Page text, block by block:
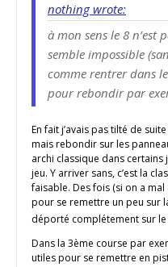
nothing wrote:
à mon sens le 8
semble impossible
comme rentrer dans
pour rebondir par
En fait j’avais pas tilté de
mais rebondir sur les
archi classique dans
jeu. Y arriver sans, c’est la
faisable. Des fois (si on a
pour se remettre un peu sur
déporté complétement sur le
Dans la 3ème course par
utiles pour se remettre en